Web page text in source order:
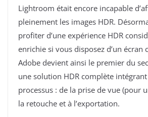
Lightroom était encore incapable
pleinement les images HDR.
profiter d’une expérience HDR
enrichie si vous disposez d’un écran
Adobe devient ainsi le premier du
une solution HDR complète intégrant
processus : de la prise de vue (pour
la retouche et à l’exportation.